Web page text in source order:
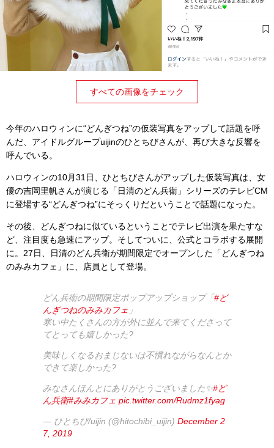
すべての画像をチェック
今年のハロウィンに“どんぎつね”の仮装写真をアップして話題を呼
んだ、アイドルグループuijinのひとちびさんが、再び大きな反響を
呼んでいる。
ハロウィンの10月31日、ひとちびさんがアップした仮装写真は、女
優の吉岡里帆さんが演じる「日清のどん兵衛」シリーズのテレビCM
に登場する“どんぎつね”にそっくりだということで話題になった。
その後、どんぎつねに似ているということでテレビ出演を果たすな
ど、注目度も急速にアップ。そしてついに、公式とコラボする展開
に。27日、日清のどん兵衛が期間限定でオープンした「どんぎつね
のみみカフェ」に、店員として登場。
どん兵衛の期間限定ポップアップショップ「#ど
んぎつねのみみカフェ 」
寒い中たくさんの方が外に並んで来てくださって
てとっても嬉しかった?
美味しくなるおまじないは不慣れながらなんとか
できて楽しかった?
みなさんほんとにありがとうございました✨#ど
ん兵衛#みみカフェ pic.twitter.com/Rudmz1fyag
— ひとちび/uijin (@hitochibi_uijin) December 2
7, 2019